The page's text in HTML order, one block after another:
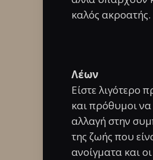
καλός ακροατής.
Λέων
Είστε λιγότερο
και πρόθυμοι να
αλλαγή στην
της ζωής που
ανοίγματα και